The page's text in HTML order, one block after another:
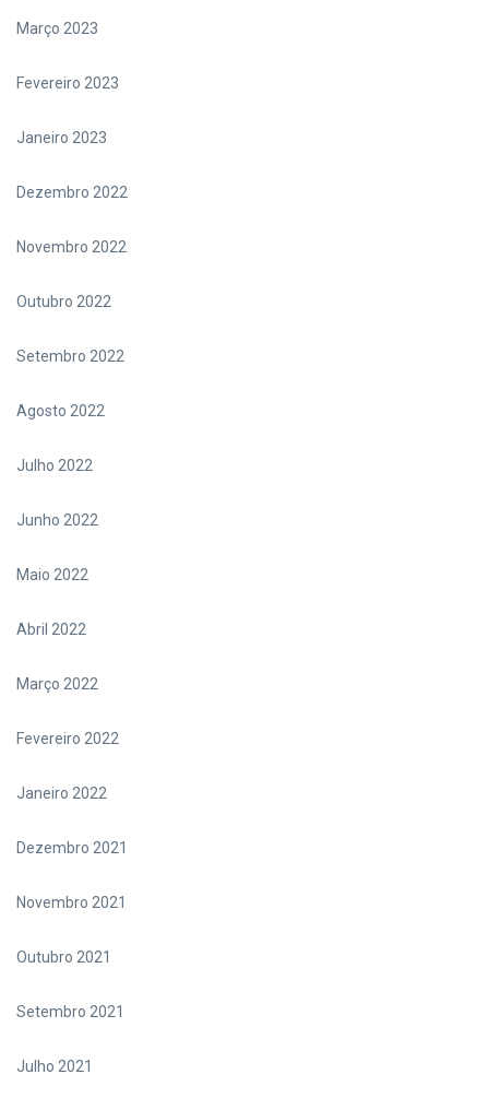
Março 2023
Fevereiro 2023
Janeiro 2023
Dezembro 2022
Novembro 2022
Outubro 2022
Setembro 2022
Agosto 2022
Julho 2022
Junho 2022
Maio 2022
Abril 2022
Março 2022
Fevereiro 2022
Janeiro 2022
Dezembro 2021
Novembro 2021
Outubro 2021
Setembro 2021
Julho 2021